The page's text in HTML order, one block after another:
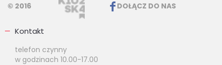
© 2016 DOŁĄCZ DO NAS
Kontakt
telefon czynny
w godzinach 10.00-17.00